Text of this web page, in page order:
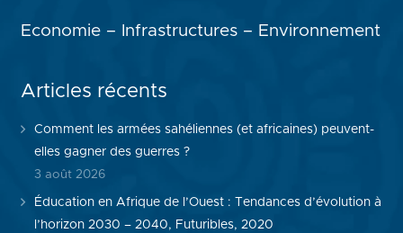
Economie – Infrastructures – Environnement
Articles récents
Comment les armées sahéliennes (et africaines) peuvent-
elles gagner des guerres ?
3 août 2026
Éducation en Afrique de l’Ouest : Tendances d’évolution à
l’horizon 2030 – 2040, Futuribles, 2020